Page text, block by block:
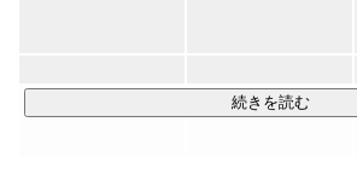
エンジニアを志す人は多い一方で、未経
続きを読む